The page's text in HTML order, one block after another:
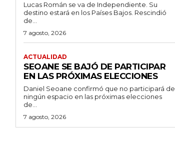
Lucas Román se va de Independiente. Su
destino estará en los Países Bajos. Rescindió
de...
7 agosto, 2026
ACTUALIDAD
SEOANE SE BAJÓ DE PARTICIPAR
EN LAS PRÓXIMAS ELECCIONES
Daniel Seoane confirmó que no participará de
ningún espacio en las próximas elecciones
de...
7 agosto, 2026